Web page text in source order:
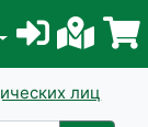
лиц